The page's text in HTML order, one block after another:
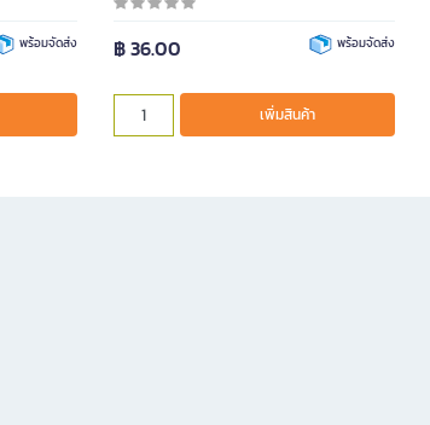
พร้อมจัดส่ง ฿ 36.00 พร้อมจัดส่ง
เพิ่มสินค้า